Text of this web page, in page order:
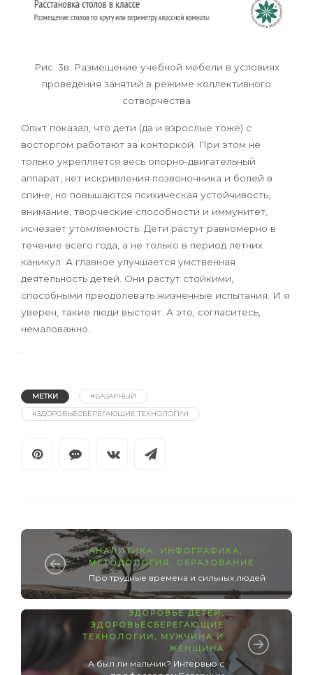
Рис. 3в. Размещение учебной мебели в условиях
проведения занятий в режиме коллективного
сотворчества
Опыт показал, что дети (да и взрослые тоже) с
восторгом работают за конторкой. При этом не
только укрепляется весь опорно-двигательный
аппарат, нет искривления позвоночника и болей в
спине, но повышаются психическая устойчивость,
внимание, творческие способности и иммунитет,
исчезает утомляемость. Дети растут равномерно в
течение всего года, а не только в период летних
каникул. А главное улучшается умственная
деятельность детей. Они растут стойкими,
способными преодолевать жизненные испытания. И я
уверен, такие люди выстоят. А это, согласитесь,
немаловажно.
МЕТКИ
#БАЗАРНЫЙ
#ЗДОРОВЬЕСБЕРЕГАЮЩИЕ ТЕХНОЛОГИИ
АНАЛИТИКА ИНФОГРАФИКА
МЕТОДОЛОГИЯ
ОБРАЗОВАНИЕ
Про трудные времена и сильных людей
ЗДОРОВЬЕ ДЕТЕЙ ,
ЗДОРОВЬЕСБЕРЕГАЮЩИЕ
ТЕХНОЛОГИИ , МУЖЧИНА И
ЖЕНЩИНА
А был ли мальчик? Интервью с